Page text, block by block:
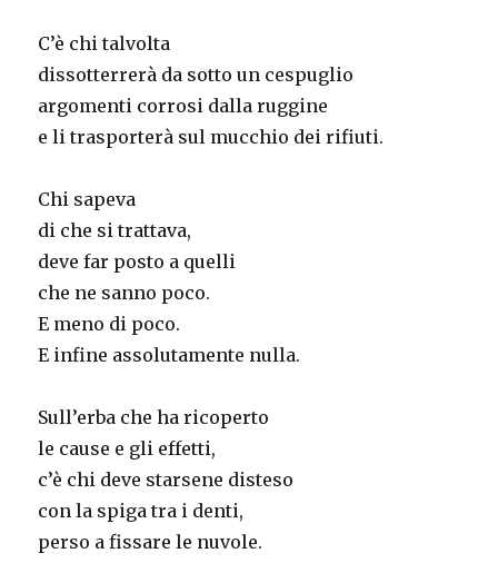
C’è chi talvolta
dissotterrerà da sotto un cespuglio
argomenti corrosi dalla ruggine
e li trasporterà sul mucchio dei rifiuti.
Chi sapeva
di che si trattava,
deve far posto a quelli
che ne sanno poco.
E meno di poco.
E infine assolutamente nulla.
Sull’erba che ha ricoperto
le cause e gli effetti,
c’è chi deve starsene disteso
con la spiga tra i denti,
perso a fissare le nuvole.